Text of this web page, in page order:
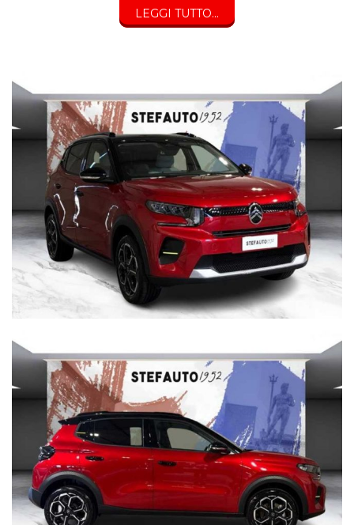
_ Franchigia rimborsata
Soluzione senza servizi prezzo di vendita € 18.900
Prezzo escluso di passaggio di proprietà e bollo.
PREZZO ESCLUSO DI PASSAGGIO DI PROPRIETA’ E
BOLLO
n.b.:
Offriamo massima competenza nel gestire trattative a
distanza offrendo la soluzione migliore per poter acquistare
senza pensieri da qualunque parte d’Italia. Tuttavia, è
possibile che ci siano delle incongruenze fra gli accessori
indicati nell’annuncio e la vettura presente in
dello specifico veicolo con un nostro consulente.
INOLTRE VI INVITIAMO A SPECIFICARE:
- DATI ANAGRAFICI
- UN RECAPITO TELEFONICO
- LOCALITA' DI RESIDENZA
- IN CASO DI AUTO DA PERMUTARE o ROTTAMARE
INDICARE:
(MODELLO, ANNO DI IMMATRICOLAZIONE, KM)
servizio navetta gratuito dalla stazione centrale di Bologna
LEGGI TUTTO...